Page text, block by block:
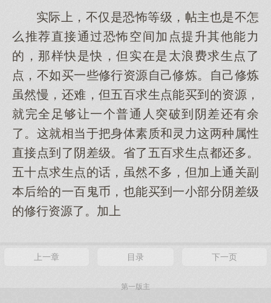
实际上，不仅是恐怖等级，帖主也是不怎
么推荐直接通过恐怖空间加点提升其他能力
的，那样快是快，但实在是太浪费求生点了
点，不如买一些修行资源自己修炼。自己修炼
虽然慢，还难，但五百求生点能买到的资源，
就完全足够让一个普通人突破到阴差还有余
了。这就相当于把身体素质和灵力这两种属性
直接点到了阴差级。省了五百求生点都还多。
五十点求生点的话，虽然不多，但加上通关副
本后给的一百鬼币，也能买到一小部分阴差级
的修行资源了。加上
上一章 目录 下一页
第一版主